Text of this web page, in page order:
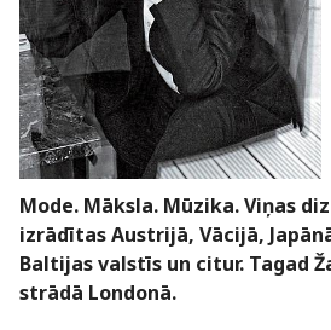
Mode. Māksla. Mūzika. Viņas
izrādītas Austrijā, Vācijā,
Baltijas valstīs un citur. Tagad
strādā Londonā.